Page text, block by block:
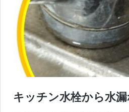
キッチン水栓から水